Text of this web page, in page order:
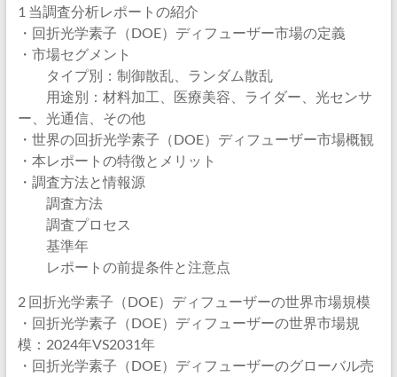
1 当調査分析レポートの紹介
・回折光学素子（DOE）ディフューザー市場の定義
・市場セグメント
タイプ別：制御散乱、ランダム散乱
用途別：材料加工、医療美容、ライダー、光センサ
ー、光通信、その他
・世界の回折光学素子（DOE）ディフューザー市場概観
・本レポートの特徴とメリット
・調査方法と情報源
調査方法
調査プロセス
基準年
レポートの前提条件と注意点
2 回折光学素子（DOE）ディフューザーの世界市場規模
・回折光学素子（DOE）ディフューザーの世界市場規
模：2024年VS2031年
・回折光学素子（DOE）ディフューザーのグローバル売